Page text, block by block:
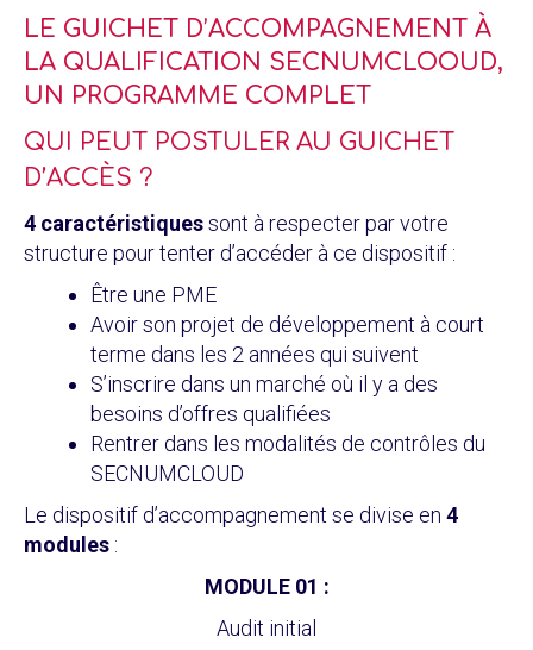
LE GUICHET D’ACCOMPAGNEMENT À
LA QUALIFICATION SECNUMCLOOUD,
UN PROGRAMME COMPLET
QUI PEUT POSTULER AU GUICHET
D’ACCÈS ?
4 caractéristiquessont à respecter par votre
structure pour tenter d’accéder à ce dispositif :
Être une PME
Avoir son projet de développement à court
terme dans les 2 années qui suivent
S’inscrire dans un marché où il y a des
besoins d’offres qualifiées
Rentrer dans les modalités de contrôles du
SECNUMCLOUD
Le dispositif d’accompagnement se divise en 4
modules :
MODULE 01 :
Audit initial